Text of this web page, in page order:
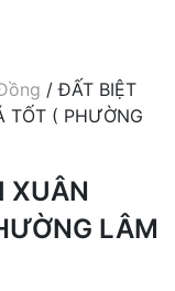
/ ĐẤT BIỆT
TỐT ( PHƯỜNG
XUÂN
LÂM